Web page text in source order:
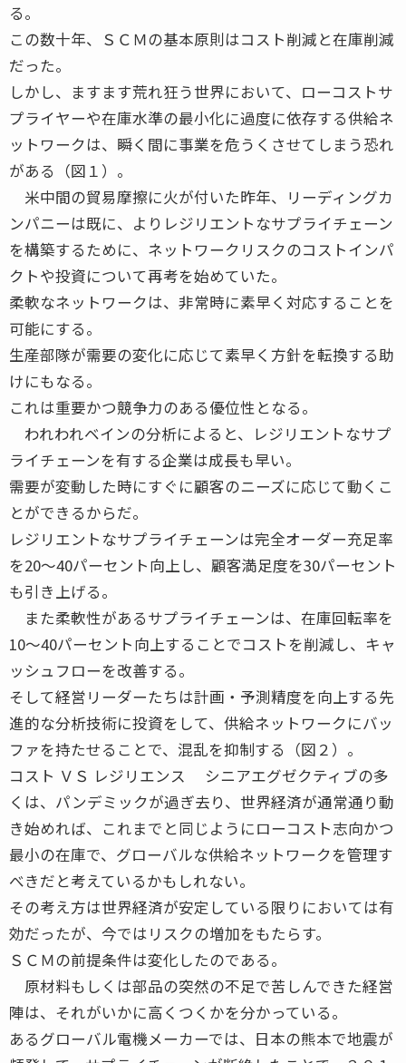
る。
この数十年、ＳＣＭの基本原則はコスト削減と在庫削減
だった。
しかし、ますます荒れ狂う世界において、ローコストサ
プライヤーや在庫水準の最小化に過度に依存する供給ネ
ットワークは、瞬く間に事業を危うくさせてしまう恐れ
がある（図１）。
米中間の貿易摩擦に火が付いた昨年、リーディングカ
ンパニーは既に、よりレジリエントなサプライチェーン
を構築するために、ネットワークリスクのコストインパ
クトや投資について再考を始めていた。
柔軟なネットワークは、非常時に素早く対応することを
可能にする。
生産部隊が需要の変化に応じて素早く方針を転換する助
けにもなる。
これは重要かつ競争力のある優位性となる。
われわれベインの分析によると、レジリエントなサプ
ライチェーンを有する企業は成長も早い。
需要が変動した時にすぐに顧客のニーズに応じて動くこ
とができるからだ。
レジリエントなサプライチェーンは完全オーダー充足率
を20～40パーセント向上し、顧客満足度を30パーセント
も引き上げる。
また柔軟性があるサプライチェーンは、在庫回転率を
10～40パーセント向上することでコストを削減し、キャ
ッシュフローを改善する。
そして経営リーダーたちは計画・予測精度を向上する先
進的な分析技術に投資をして、供給ネットワークにバッ
ファを持たせることで、混乱を抑制する（図２）。
コスト ＶＳ レジリエンス シニアエグゼクティブの多
くは、パンデミックが過ぎ去り、世界経済が通常通り動
き始めれば、これまでと同じようにローコスト志向かつ
最小の在庫で、グローバルな供給ネットワークを管理す
べきだと考えているかもしれない。
その考え方は世界経済が安定している限りにおいては有
効だったが、今ではリスクの増加をもたらす。
ＳＣＭの前提条件は変化したのである。
原材料もしくは部品の突然の不足で苦しんできた経営
陣は、それがいかに高くつくかを分かっている。
あるグローバル電機メーカーでは、日本の熊本で地震が